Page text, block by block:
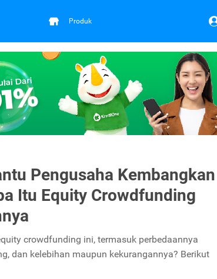
Produk
Pengusaha Kembangkan
Itu Equity Crowdfunding
crowdfunding ini, termasuk perbedaannya
dan kelebihan maupun kekurangannya? Berikut